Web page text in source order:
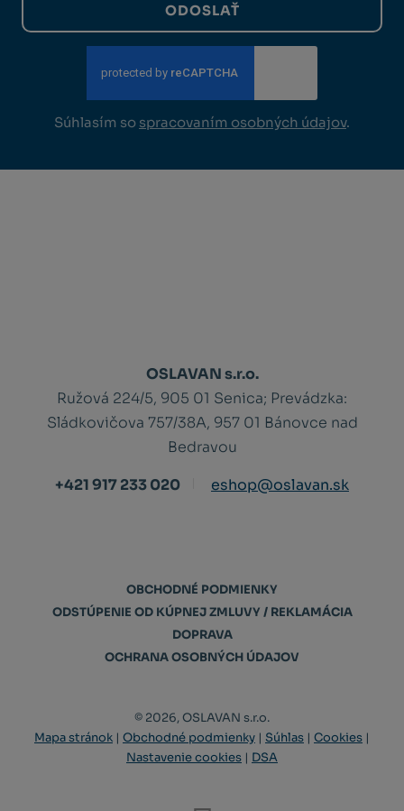
ODOSLAŤ
Súhlasím so spracovaním osobných údajov.
OSLAVAN s.r.o.
Ružová 224/5, 905 01 Senica; Prevádzka:
Sládkovičova 757/38A, 957 01 Bánovce nad
Bedravou
+421 917 233 020
eshop@oslavan.sk
OBCHODNÉ PODMIENKY
ODSTÚPENIE OD KÚPNEJ ZMLUVY / REKLAMÁCIA
DOPRAVA
OCHRANA OSOBNÝCH ÚDAJOV
© 2026, OSLAVAN s.r.o.
Mapa stránok | Obchodné podmienky | Súhlas | Cookies |
Nastavenie cookies | DSA